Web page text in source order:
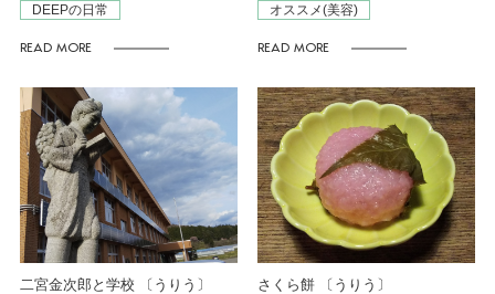
DEEPの日常
READ MORE
オススメ(美容)
READ MORE
二宮金次郎と学校 〔うりう〕 さくら餅 〔うりう〕